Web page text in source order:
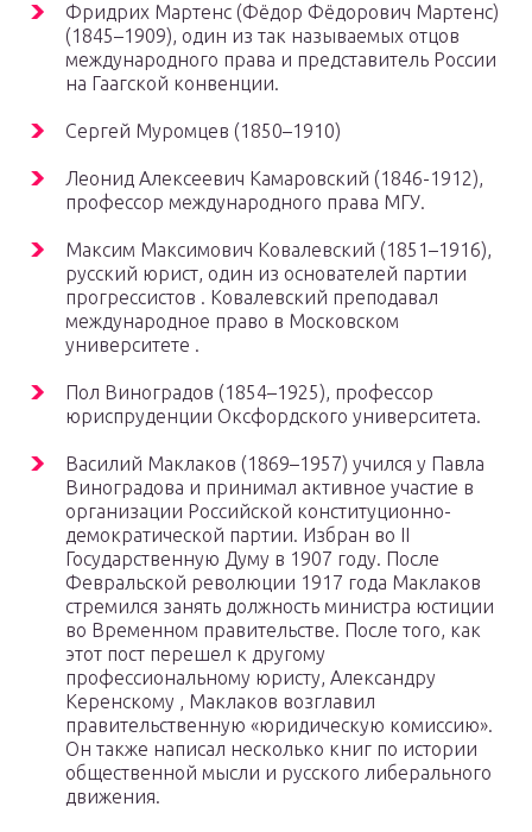
Фридрих Мартенс (Фёдор Фёдорович Мартенс)
(1845–1909), один из так называемых отцов
международного права и представитель России
на Гаагской конвенции.
Сергей Муромцев (1850–1910)
Леонид Алексеевич Камаровский (1846-1912),
профессор международного права МГУ.
Максим Максимович Ковалевский (1851–1916),
русский юрист, один из основателей партии
прогрессистов . Ковалевский преподавал
международное право в Московском
университете .
Пол Виноградов (1854–1925), профессор
юриспруденции Оксфордского университета.
Василий Маклаков (1869–1957) учился у Павла
Виноградова и принимал активное участие в
организации Российской конституционно-
демократической партии. Избран во II
Государственную Думу в 1907 году. После
Февральской революции 1917 года Маклаков
стремился занять должность министра юстиции
во Временном правительстве. После того, как
этот пост перешел к другому
профессиональному юристу, Александру
Керенскому , Маклаков возглавил
правительственную «юридическую комиссию».
Он также написал несколько книг по истории
общественной мысли и русского либерального
движения.